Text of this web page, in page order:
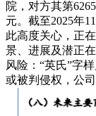
院，对方其第
元。截至2025年
此高度关心，正
景、进展及潜正
风险：“英氏”字
或被判侵权，公